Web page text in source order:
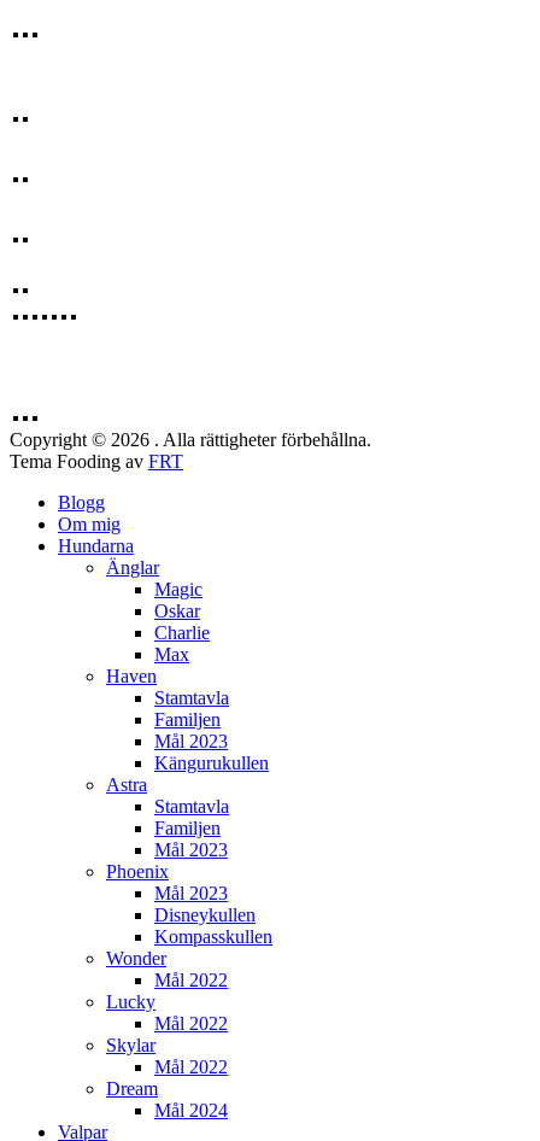
Copyright © 2026 . Alla rättigheter förbehållna.
Tema Fooding av FRT
Blogg
Om mig
Hundarna
Änglar
Magic
Oskar
Charlie
Max
Haven
Stamtavla
Familjen
Mål 2023
Kängurukullen
Astra
Stamtavla
Familjen
Mål 2023
Phoenix
Mål 2023
Disneykullen
Kompasskullen
Wonder
Mål 2022
Lucky
Mål 2022
Skylar
Mål 2022
Dream
Mål 2024
Valpar